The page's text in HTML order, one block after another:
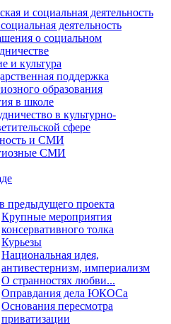
и социальная деятельность
деятельность
о социальном
и культура
поддержка
образования
в школе
в культурно-
сфере
и СМИ
СМИ
предыдущего проекта
Крупные мероприятия
консервативного толка
Курьезы
Национальная идея,
антивестернизм, империализм
О странностях любви...
Оправдания дела ЮКОСа
Основания пересмотра
приватизации